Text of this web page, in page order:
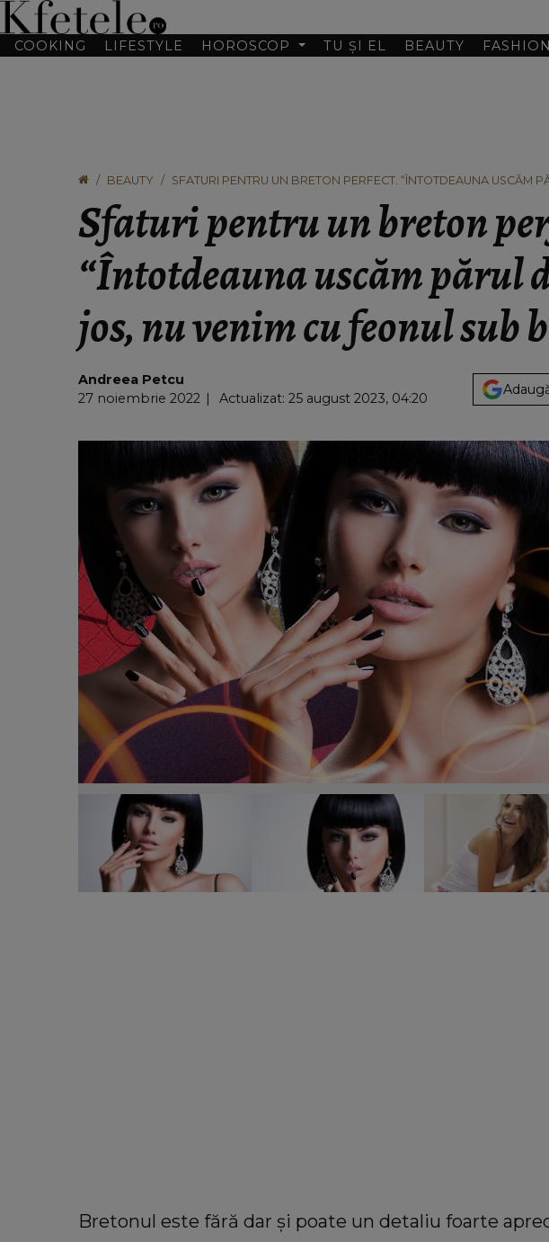
COOKING LIFESTYLE HOROSCOP TU ȘI EL BEAUTY FASHION
BEAUTY
SFATURI PENTRU UN BRETON PERFECT. “ÎNTOTDEAUNA USCĂM
Sfaturi pentru un breton
“Întotdeauna uscăm părul
jos, nu venim cu feonul sub
Andreea Petcu
27 noiembrie 2022
Actualizat: 25 august 2023, 04:20
Sfaturi pentru un breton perfect. “Întotdeauna uscăm părul de sus în
Bretonul este fără dar și poate un detaliu foarte